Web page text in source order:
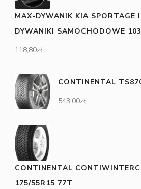
MAX-DYWANIK KIA SPORTAGE
DYWANIKI SAMOCHODOWE
118,80zł
CONTINENTAL
543,00zł
CONTINENTAL
175/55R15 77T